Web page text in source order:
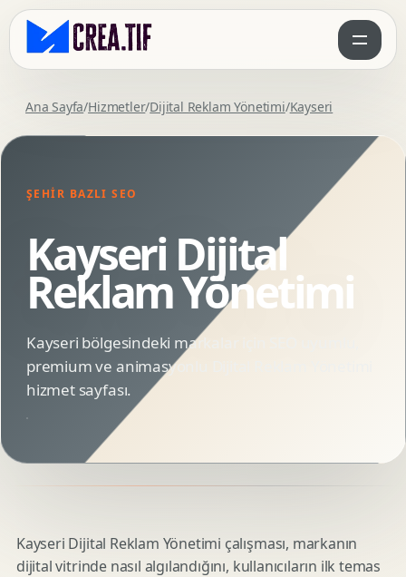
Ana Sayfa/Hizmetler/Dijital Reklam Yönetimi/Kayseri
ŞEHIR BAZLI SEO
Kayseri Dijital
Reklam Yönetimi
Kayseri bölgesindeki markalar için SEO uyumlu,
premium ve animasyonlu Dijital Reklam Yönetimi
hizmet sayfası.
Kayseri Dijital Reklam Yönetimi çalışması, markanın
dijital vitrinde nasıl algılandığını, kullanıcıların ilk temas